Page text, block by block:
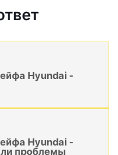
Hyundai -
Hyundai -
проблемы